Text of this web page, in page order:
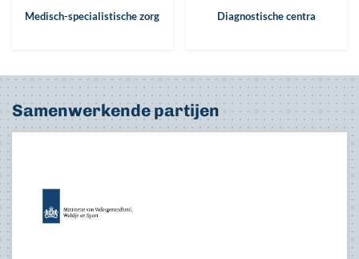
Medisch-specialistische zorg Diagnostische centra
Samenwerkende partijen